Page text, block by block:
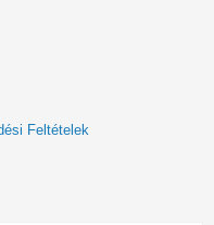
Feltételek